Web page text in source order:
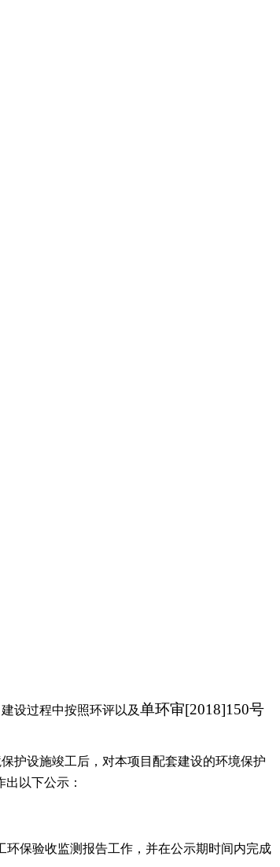
建设过程中按照环评以及单环审[2018]150号
护设施竣工后，对本项目配套建设的环境保护
出以下公示：
保验收监测报告工作，并在公示期时间内完成